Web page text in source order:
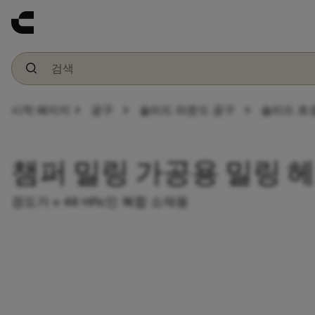
chevron_right chevron_right 솔리드 라운드 공구 chevron_right 솔리드 초
챔퍼 밀링 가공용 밀링
경도가 ≤ 48 HRc인 복합 소재용